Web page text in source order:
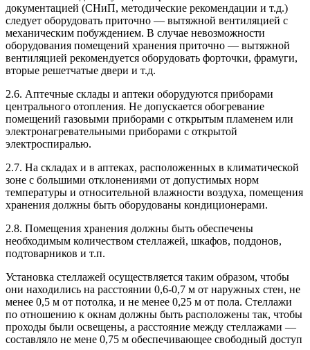
документацией (СНиП, методические рекомендации и т.д.)
следует оборудовать приточно — вытяжной вентиляцией с
механическим побуждением. В случае невозможности
оборудования помещений хранения приточно — вытяжной
вентиляцией рекомендуется оборудовать форточки, фрамуги,
вторые решетчатые двери и т.д.
2.6. Аптечные склады и аптеки оборудуются приборами
центрального отопления. Не допускается обогревание
помещений газовыми приборами с открытым пламенем или
электронагревательными приборами с открытой
электроспиралью.
2.7. На складах и в аптеках, расположенных в климатической
зоне с большими отклонениями от допустимых норм
температуры и относительной влажности воздуха, помещения
хранения должны быть оборудованы кондиционерами.
2.8. Помещения хранения должны быть обеспечены
необходимым количеством стеллажей, шкафов, поддонов,
подтоварников и т.п.
Установка стеллажей осуществляется таким образом, чтобы
они находились на расстоянии 0,6-0,7 м от наружных стен, не
менее 0,5 м от потолка, и не менее 0,25 м от пола. Стеллажи
по отношению к окнам должны быть расположены так, чтобы
проходы были освещены, а расстояние между стеллажами —
составляло не мене 0,75 м обеспечивающее свободный доступ